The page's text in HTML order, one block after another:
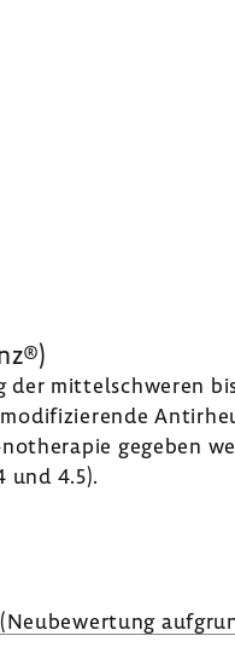
mittel­schweren
gegeben
und 4.5).